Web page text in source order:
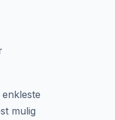
mulig